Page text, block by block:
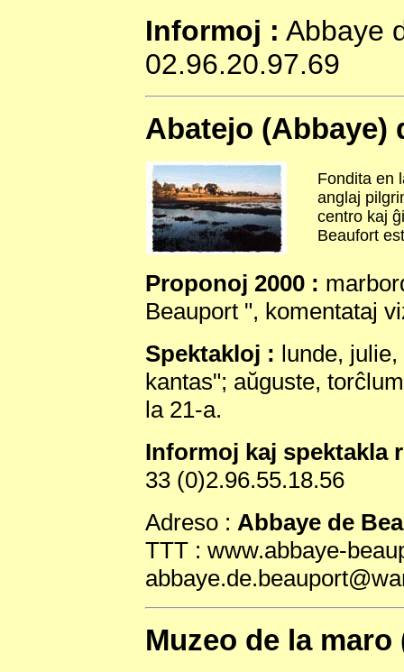
Informoj : Abbaye
02.96.20.97.69
Abatejo (Abbaye)
Fondita en
anglaj
centro kaj
Beaufort
Proponoj 2000 :
Beauport ", komentataj
Spektakloj : lunde,
kantas"; aŭguste,
la 21-a.
Informoj kaj spektakla
33 (0)2.96.55.18.56
Adreso : Abbaye de
TTT : www.abbaye-
Muzeo de la maro